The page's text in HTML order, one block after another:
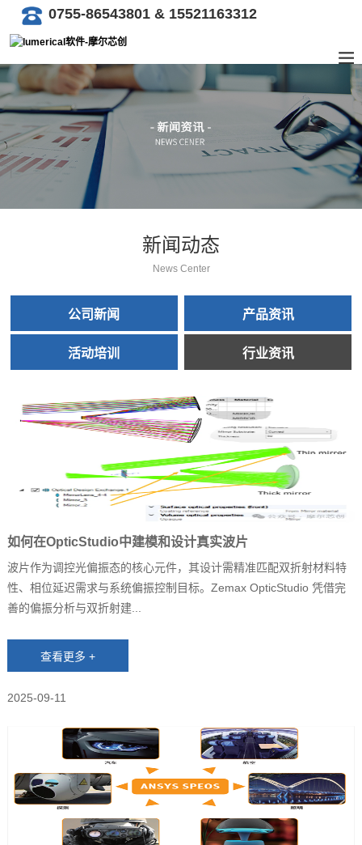
0755-86543801 & 15521163312
新闻动态
News Center
公司新闻 产品资讯
活动培训 行业资讯
如何在OpticStudio中建模和设计真实波片
波片作为调控光偏振态的核心元件，其设计需精准匹配双折射材料特
性、相位延迟需求与系统偏振控制目标。Zemax OpticStudio 凭借完
善的偏振分析与双折射建...
2025-09-11